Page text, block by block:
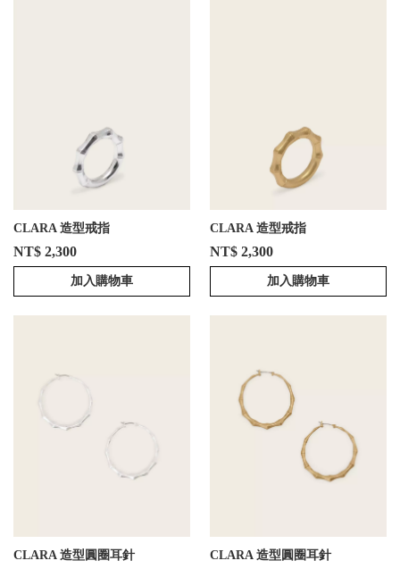
CLARA 造型戒指
NT$ 2,300
加入購物車
CLARA 造型戒指
NT$ 2,300
加入購物車
CLARA 造型圓圈耳針 CLARA 造型圓圈耳針